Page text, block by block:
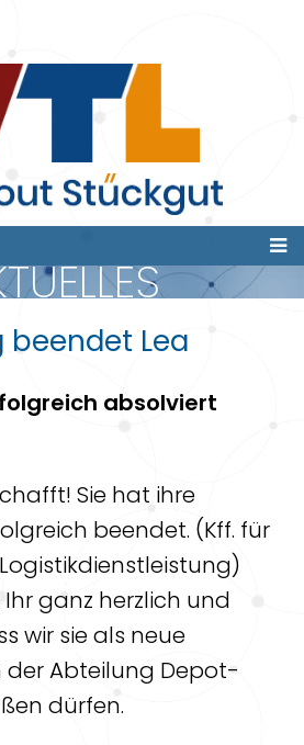
Lea
absolviert
Sie hat ihre
beendet. (Kff. für
ganz herzlich und
wir sie als neue
der Abteilung Depot-
dürfen.